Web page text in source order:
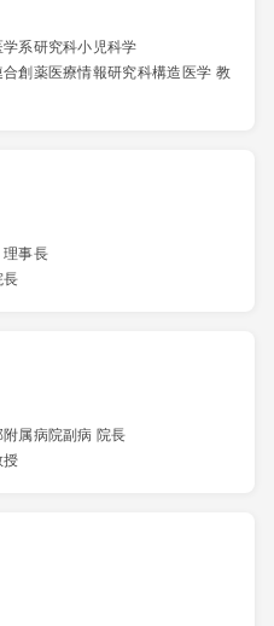
系研究科小児科学
創薬医療情報研究科構造医学 教
理事長
長
属病院副病 院長
授